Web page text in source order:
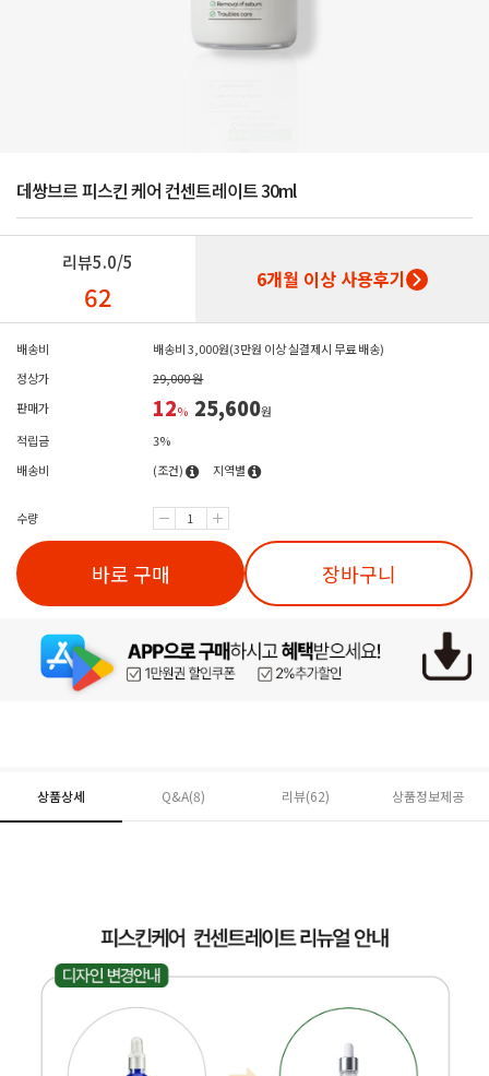
데쌍브르 피스킨 케어 컨센트레이트 30ml
리뷰5.0/5
62 6개월 이상 사용후기
배송비
배송비 3,000원(3만원 이상 실결제시 무료 배송)
정상가
29,000 원
판매가
12% 25,600원
적립금
3%
배송비
(조건) 지역별
수량
바로 구매 장바구니
상품상세 Q&A(8) 리뷰(62) 상품정보제공